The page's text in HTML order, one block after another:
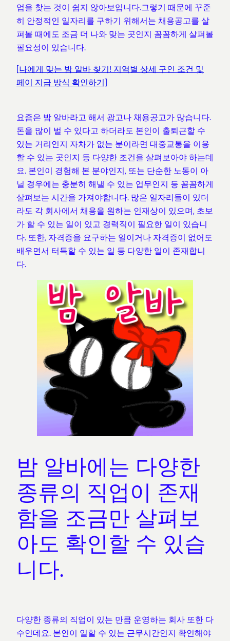
업을 찾는 것이 쉽지 않아보입니다.그렇기 때문에 꾸준
히 안정적인 일자리를 구하기 위해서는 채용공고를 살
펴볼 때에도 조금 더 나와 맞는 곳인지 꼼꼼하게 살펴볼
필요성이 있습니다.
[나에게 맞는 밤 알바 찾기! 지역별 상세 구인 조건 및
페이 지급 방식 확인하기]
요즘은 밤 알바라고 해서 광고나 채용공고가 많습니다.
돈을 많이 벌 수 있다고 하더라도 본인이 출퇴근할 수
있는 거리인지 자차가 없는 분이라면 대중교통을 이용
할 수 있는 곳인지 등 다양한 조건을 살펴보아야 하는데
요. 본인이 경험해 본 분야인지, 또는 단순한 노동이 아
닐 경우에는 충분히 해낼 수 있는 업무인지 등 꼼꼼하게
살펴보는 시간을 가져야합니다. 많은 일자리들이 있더
라도 각 회사에서 채용을 원하는 인재상이 있으며, 초보
가 할 수 있는 일이 있고 경력직이 필요한 일이 있습니
다. 또한, 자격증을 요구하는 일이거나 자격증이 없어도
배우면서 터득할 수 있는 일 등 다양한 일이 존재합니
다.
밤 알바에는 다양한
종류의 직업이 존재
함을 조금만 살펴보
아도 확인할 수 있습
니다.
다양한 종류의 직업이 있는 만큼 운영하는 회사 또한 다
수인데요. 본인이 일할 수 있는 근무시간인지 확인해야